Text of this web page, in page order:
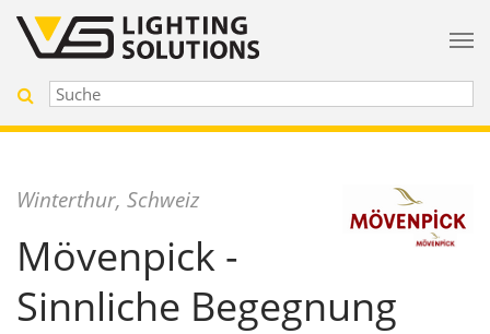
Winterthur, Schweiz
Mövenpick -
Sinnliche Begegnung